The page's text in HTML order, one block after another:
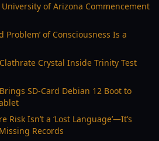
of Arizona Commencement
Problem’ of Consciousness Is a
Crystal Inside Trinity Test
SD-Card Debian 12 Boot to
Risk Isn’t a ‘Lost Language’—It’s
Records